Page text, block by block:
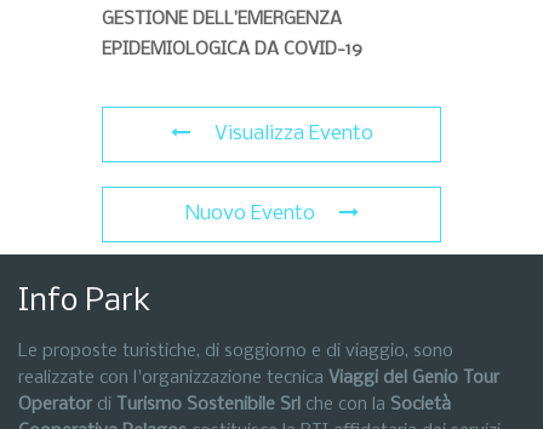
GESTIONE DELL’EMERGENZA
EPIDEMIOLOGICA DA COVID-19
Visualizza Evento
Nuovo Evento
Info Park
Le proposte turistiche, di soggiorno e di viaggio, sono
realizzate con l'organizzazione tecnica Viaggi del Genio Tour
Operatordi Turismo Sostenibile Srl che con la Società